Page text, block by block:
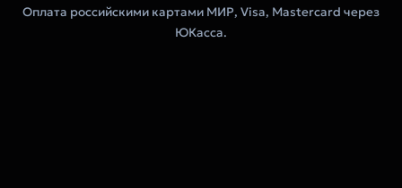
Оплата российскими картами МИР, Visa, Mastercard через
ЮКасса.